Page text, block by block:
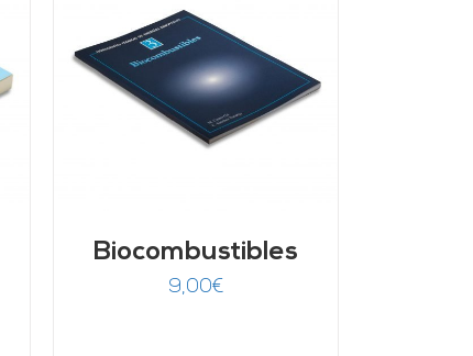
Biocombustibles
9,00€